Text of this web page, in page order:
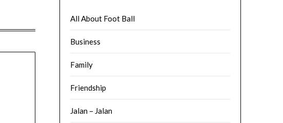
All About Foot Ball
Business
Family
Friendship
Jalan – Jalan